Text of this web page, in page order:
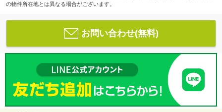
の物件所在地とは異なる場合がございます。
お問い合わせ(無料)